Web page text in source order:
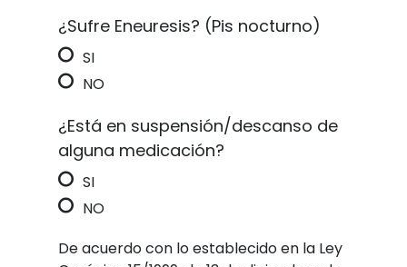
¿Sufre Eneuresis? (Pis nocturno)
SI
NO
¿Está en suspensión/descanso de
alguna medicación?
SI
NO
De acuerdo con lo establecido en la Ley